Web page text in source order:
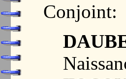
Conjoint: